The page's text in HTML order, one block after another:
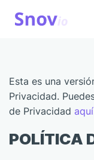
Esta es una
Privacidad.
de Privacidad aquí
POLÍTICA